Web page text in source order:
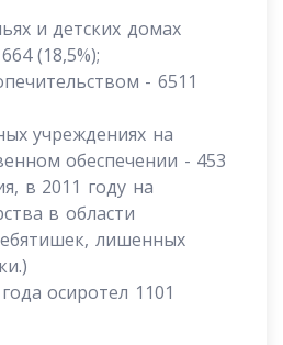
и детских домах
(18,5%);
- 6511
учреждениях на
обеспечении - 453
в 2011 году на
в области
лишенных
осиротел 1101